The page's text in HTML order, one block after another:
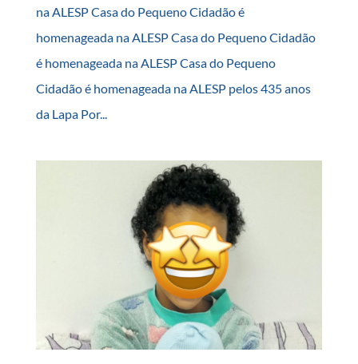
na ALESP Casa do Pequeno Cidadão é
homenageada na ALESP Casa do Pequeno Cidadão
é homenageada na ALESP Casa do Pequeno
Cidadão é homenageada na ALESP pelos 435 anos
da Lapa Por...